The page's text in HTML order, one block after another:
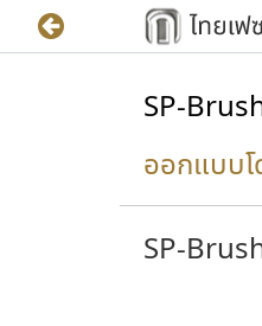
SP-
ออกแบบ
SP-